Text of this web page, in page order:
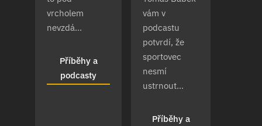
vrcholem
nevzdá...
Příběhy a
podcasty
vám v
podcastu
potvrdí, že
sportovec
nesmí
ustrnout...
Příběhy a